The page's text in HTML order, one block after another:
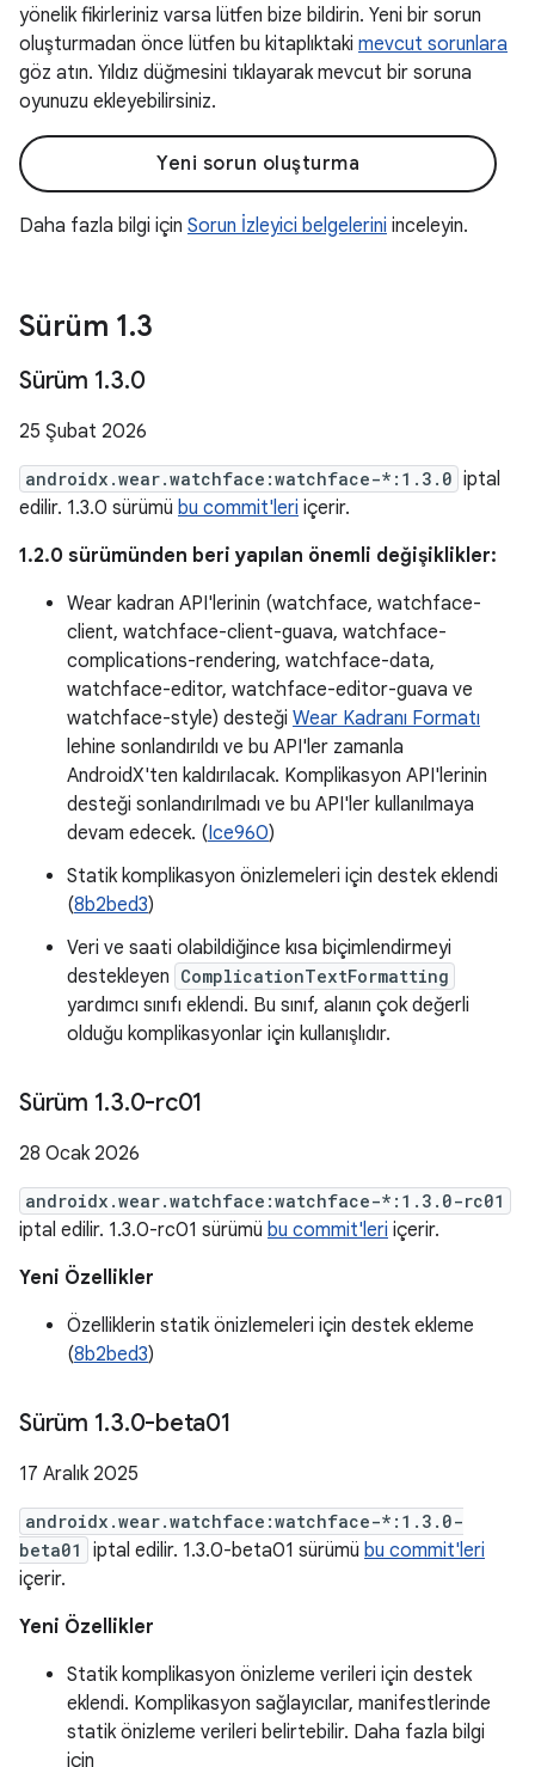
yönelik fikirleriniz varsa lütfen bize bildirin. Yeni bir sorun
oluşturmadan önce lütfen bu kitaplıktaki mevcut sorunlara
göz atın. Yıldız düğmesini tıklayarak mevcut bir soruna
oyunuzu ekleyebilirsiniz.
Yeni sorun oluşturma
Daha fazla bilgi için Sorun İzleyici belgelerini inceleyin.
Sürüm 1.3
Sürüm 1.3.0
25 Şubat 2026
androidx.wear.watchface:watchface-*:1.3.0 iptal
edilir. 1.3.0 sürümü bu commit'leri içerir.
1.2.0 sürümünden beri yapılan önemli değişiklikler:
Wear kadran API'lerinin (watchface, watchface-
client, watchface-client-guava, watchface-
complications-rendering, watchface-data,
watchface-editor, watchface-editor-guava ve
watchface-style) desteği Wear Kadranı Formatı
lehine sonlandırıldı ve bu API'ler zamanla
AndroidX'ten kaldırılacak. Komplikasyon API'lerinin
desteği sonlandırılmadı ve bu API'ler kullanılmaya
devam edecek. (Ice960)
Statik komplikasyon önizlemeleri için destek eklendi
(8b2bed3)
Veri ve saati olabildiğince kısa biçimlendirmeyi
destekleyen ComplicationTextFormatting
yardımcı sınıfı eklendi. Bu sınıf, alanın çok değerli
olduğu komplikasyonlar için kullanışlıdır.
Sürüm 1.3.0-rc01
28 Ocak 2026
androidx.wear.watchface:watchface-*:1.3.0-rc01
iptal edilir. 1.3.0-rc01 sürümü bu commit'leri içerir.
Yeni Özellikler
Özelliklerin statik önizlemeleri için destek ekleme
(8b2bed3)
Sürüm 1.3.0-beta01
17 Aralık 2025
androidx.wear.watchface:watchface-*:1.3.0-
beta01
iptal edilir. 1.3.0-beta01 sürümü bu commit'leri
içerir.
Yeni Özellikler
Statik komplikasyon önizleme verileri için destek
eklendi. Komplikasyon sağlayıcılar, manifestlerinde
statik önizleme verileri belirtebilir. Daha fazla bilgi
için